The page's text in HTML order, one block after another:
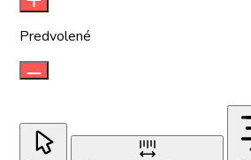
Predvolené